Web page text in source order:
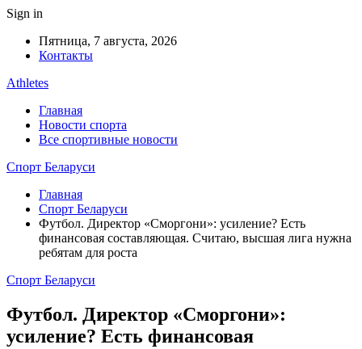
Sign in
Пятница, 7 августа, 2026
Контакты
Athletes
Главная
Новости спорта
Все спортивные новости
Спорт Беларуси
Главная
Спорт Беларуси
Футбол. Директор «Сморгони»: усиление? Есть
финансовая составляющая. Считаю, высшая лига нужна
ребятам для роста
Спорт Беларуси
Футбол. Директор «Сморгони»:
усиление? Есть финансовая